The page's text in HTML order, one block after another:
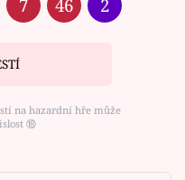
7 46 2
na hazardní hře může
⑱